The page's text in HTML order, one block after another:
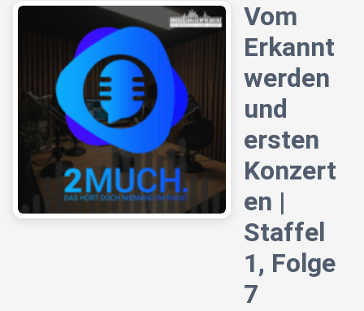
Vom
Erkannt
werden
und
ersten
Konzert
en |
Staffel
1, Folge
7